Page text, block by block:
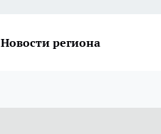
Новости региона